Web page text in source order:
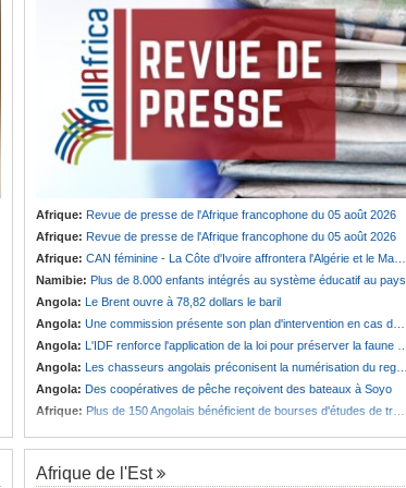
Afrique: Revue de presse de l'Afrique francophone du 05 août 2026
Afrique: Revue de presse de l'Afrique francophone du 05 août 2026
Afrique: CAN féminine - La Côte d'Ivoire affrontera l'Algérie et le Maroc fera face à l'Afrique du Sud en quarts
Namibie: Plus de 8.000 enfants intégrés au système éducatif au pays
Angola: Le Brent ouvre à 78,82 dollars le baril
Angola: Une commission présente son plan d'intervention en cas de catastrophe à Huambo
Angola: L'IDF renforce l'application de la loi pour préserver la faune sauvage
Angola: Les chasseurs angolais préconisent la numérisation du registre et des licences
Angola: Des coopératives de pêche reçoivent des bateaux à Soyo
Afrique: Plus de 150 Angolais bénéficient de bourses d'études de troisième cycle au Royaume-Uni
Afrique de l'Est